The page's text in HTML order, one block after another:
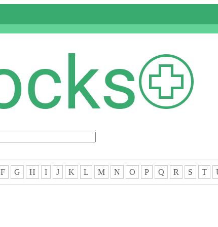
F G H I J K L M N O P Q R S T